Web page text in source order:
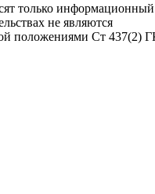
только информационный
не являются
положениями Ст 437(2)